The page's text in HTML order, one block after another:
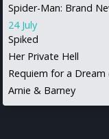
Spider-Man: Brand
24 July
Spiked
Her Private Hell
Requiem for a Dream
Arnie & Barney